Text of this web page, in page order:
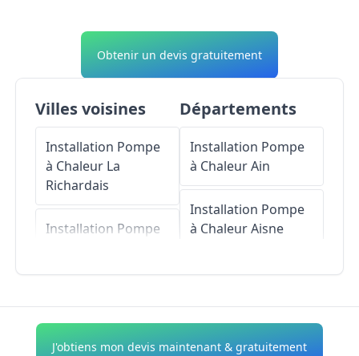
Obtenir un devis gratuitement
Villes voisines
Installation Pompe
à Chaleur La
Richardais
Installation Pompe
Installation Pompe
Tréméreuc
Départements
Installation Pompe
à ChaleurAin
Installation Pompe
à ChaleurAisne
Installation Pompe
J'obtiens mon devis maintenant & gratuitement